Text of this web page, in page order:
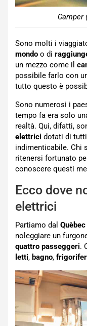
Camper
Sono molti i
mondo o di
un mezzo come il
possibile farlo con
tutto questo è
Sono numerosi i
tempo fa era solo
realtà. Qui, difatti,
elettrici dotati di
indimenticabile. Chi
ritenersi fortunato
conoscere questi
Ecco dove
elettrici
Partiamo dal Quèbec
noleggiare un
quattro passeggeri.
letti, bagno,